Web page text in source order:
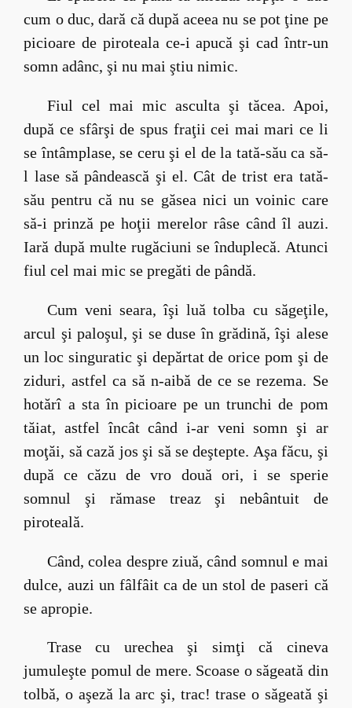
cum o duc, dară că după aceea nu se pot ţine pe
picioare de piroteala ce-i apucă şi cad într-un
somn adânc, şi nu mai ştiu nimic.
Fiul cel mai mic asculta şi tăcea. Apoi,
după ce sfârşi de spus fraţii cei mai mari ce li
se întâmplase, se ceru şi el de la tată-său ca să-
l lase să pândească şi el. Cât de trist era tată-
său pentru că nu se găsea nici un voinic care
să-i prinză pe hoţii merelor râse când îl auzi.
Iară după multe rugăciuni se înduplecă. Atunci
fiul cel mai mic se pregăti de pândă.
Cum veni seara, îşi luă tolba cu săgeţile,
arcul şi paloşul, şi se duse în grădină, îşi alese
un loc singuratic şi depărtat de orice pom şi de
ziduri, astfel ca să n-aibă de ce se rezema. Se
hotărî a sta în picioare pe un trunchi de pom
tăiat, astfel încât când i-ar veni somn şi ar
moţăi, să cază jos şi să se deştepte. Aşa făcu, şi
după ce căzu de vro două ori, i se sperie
somnul şi rămase treaz şi nebântuit de
piroteală.
Când, colea despre ziuă, când somnul e mai
dulce, auzi un fâlfâit ca de un stol de paseri că
se apropie.
Trase cu urechea şi simţi că cineva
jumuleşte pomul de mere. Scoase o săgeată din
tolbă, o aşeză la arc şi, trac! trase o săgeată şi